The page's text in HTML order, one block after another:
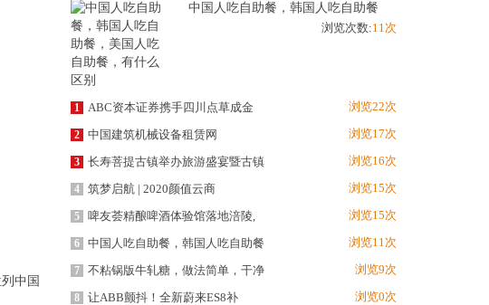
中国
中国人吃自助餐，韩国人吃自助餐
浏览次数:11次
1 ABC资本证券携手四川点草成金 浏览22次
2 中国建筑机械设备租赁网 浏览17次
3 长寿菩提古镇举办旅游盛宴暨古镇 浏览16次
4 筑梦启航 | 2020颜值云商 浏览15次
5 啤友荟精酿啤酒体验馆落地涪陵, 浏览15次
6 中国人吃自助餐，韩国人吃自助餐 浏览11次
7 不粘锅版牛轧糖，做法简单，干净 浏览9次
8 让ABB颤抖！全新蔚来ES8补 浏览0次